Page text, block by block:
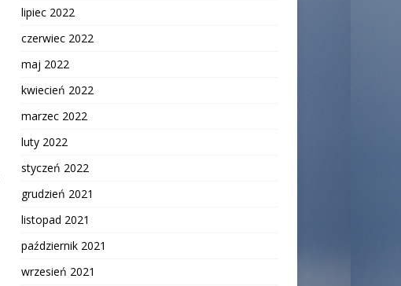
lipiec 2022
czerwiec 2022
maj 2022
kwiecień 2022
marzec 2022
luty 2022
styczeń 2022
grudzień 2021
listopad 2021
październik 2021
wrzesień 2021